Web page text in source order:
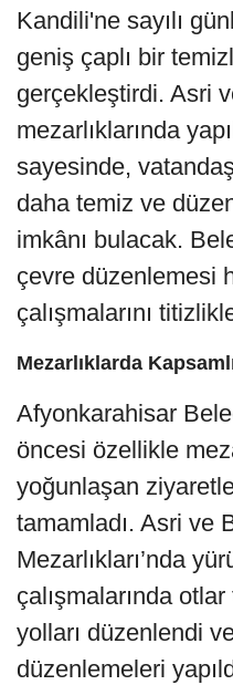
Kandili'ne sayılı
geniş çaplı bir
gerçekleştirdi. Asri
mezarlıklarında
sayesinde,
daha temiz ve
imkânı bulacak.
çevre düzenlemesi
çalışmalarını
Mezarlıklarda
Afyonkarahisar
öncesi özellikle
yoğunlaşan
tamamladı. Asri ve
Mezarlıkları’nda
çalışmalarında
yolları düzenlendi
düzenlemeleri